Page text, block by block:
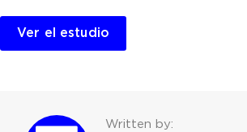
Ver el estudio
Written by: